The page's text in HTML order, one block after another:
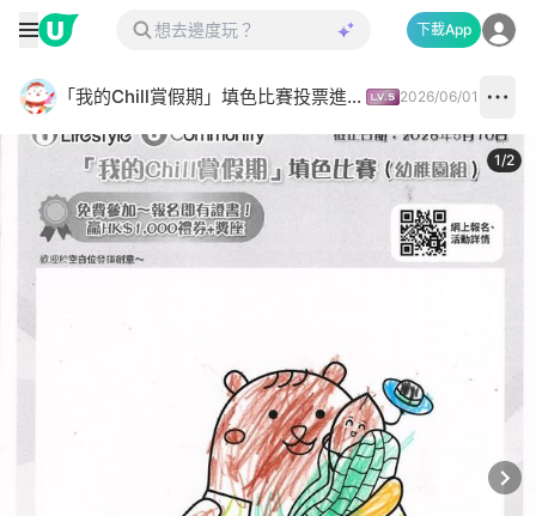
下載App
「我的Chill賞假期」填色比賽投票進行中✅ 2026/06/01
1/2